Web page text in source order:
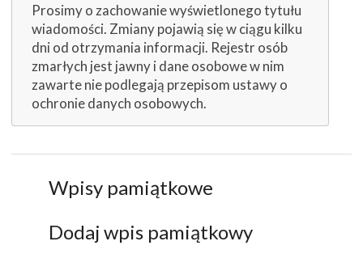
Prosimy o zachowanie wyświetlonego tytułu
wiadomości. Zmiany pojawią się w ciągu kilku
dni od otrzymania informacji. Rejestr osób
zmarłych jest jawny i dane osobowe w nim
zawarte nie podlegają przepisom ustawy o
ochronie danych osobowych.
Wpisy pamiątkowe
Dodaj wpis pamiątkowy